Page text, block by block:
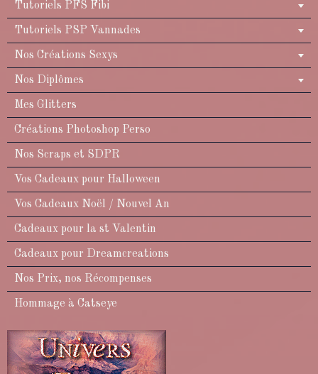
Tutoriels PFS Fibi
Tutoriels PSP Vannades
Nos Créations Sexys
Nos Diplômes
Mes Glitters
Créations Photoshop Perso
Nos Scraps et SDPR
Vos Cadeaux pour Halloween
Vos Cadeaux Noël / Nouvel An
Cadeaux pour la st Valentin
Cadeaux pour Dreamcreations
Nos Prix, nos Récompenses
Hommage à Catseye